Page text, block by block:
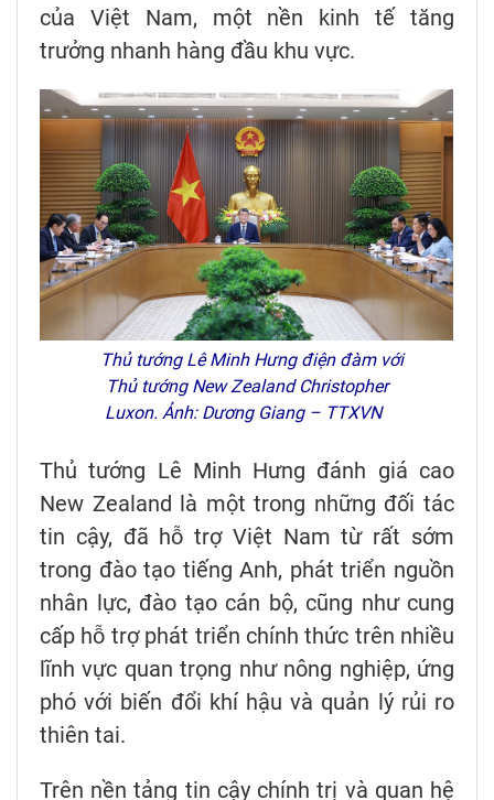
của Việt Nam, một nền kinh tế tăng
trưởng nhanh hàng đầu khu vực.
Thủ tướng Lê Minh Hưng điện đàm với
Thủ tướng New Zealand Christopher
Luxon. Ảnh: Dương Giang – TTXVN
Thủ tướng Lê Minh Hưng đánh giá cao
New Zealand là một trong những đối tác
tin cậy, đã hỗ trợ Việt Nam từ rất sớm
trong đào tạo tiếng Anh, phát triển nguồn
nhân lực, đào tạo cán bộ, cũng như cung
cấp hỗ trợ phát triển chính thức trên nhiều
lĩnh vực quan trọng như nông nghiệp, ứng
phó với biến đổi khí hậu và quản lý rủi ro
thiên tai.
Trên nền tảng tin cậy chính trị và quan hệ